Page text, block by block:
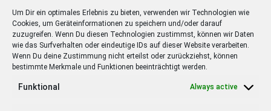
Um Dir ein optimales Erlebnis zu bieten, verwenden wir Technologien wie
Cookies, um Geräteinformationen zu speichern und/oder darauf
zuzugreifen. Wenn Du diesen Technologien zustimmst, können wir Daten
wie das Surfverhalten oder eindeutige IDs auf dieser Website verarbeiten.
Wenn Du deine Zustimmung nicht erteilst oder zurückziehst, können
bestimmte Merkmale und Funktionen beeinträchtigt werden.
Funktional Always active
EMPFOHLEN
STARS 4 years ago
Barbara Schöneberger Moderatorin
von “Verstehen Sie Spaß?”